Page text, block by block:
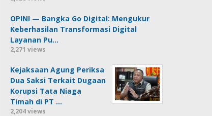
OPINI — Bangka Go Digital: Mengukur
Keberhasilan Transformasi Digital
Layanan Pu…
2,271 views
Kejaksaan Agung Periksa
Dua Saksi Terkait Dugaan
Korupsi Tata Niaga
Timah di PT …
2,204 views